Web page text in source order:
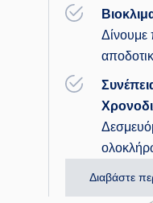
Δίνουμε
Διαβάστε